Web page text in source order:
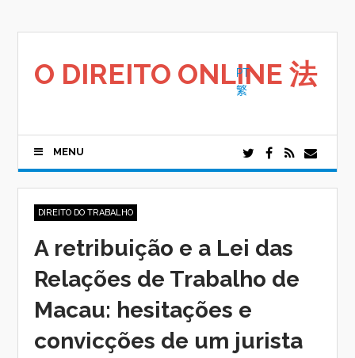
O DIREITO ONLINE 法
PT
繁
MENU
DIREITO DO TRABALHO
A retribuição e a Lei das
Relações de Trabalho de
Macau: hesitações e
convicções de um jurista